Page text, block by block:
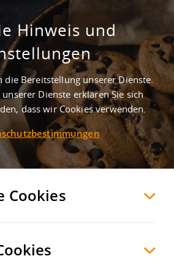
in Tecklenburg
Listenansicht
diese Suche als Suchauftrag
und automatisch über neue
ANLEGEN
Hinweis und
die Bereitstellung unserer Dienste.
Dienste erklären Sie sich
dass wir Cookies verwenden.
Cookies